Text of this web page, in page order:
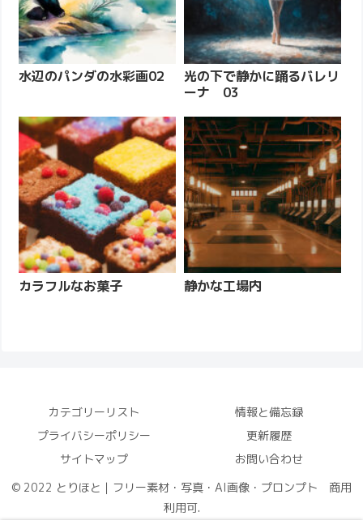
水辺のパンダの水彩画02
光の下で静かに踊るバレリ
ーナ 03
カラフルなお菓子 静かな工場内
カテゴリーリスト
情報と備忘録
プライバシーポリシー
更新履歴
サイトマップ
お問い合わせ
© 2022 とりほと｜フリー素材・写真・AI画像・プロンプト 商用
利用可.